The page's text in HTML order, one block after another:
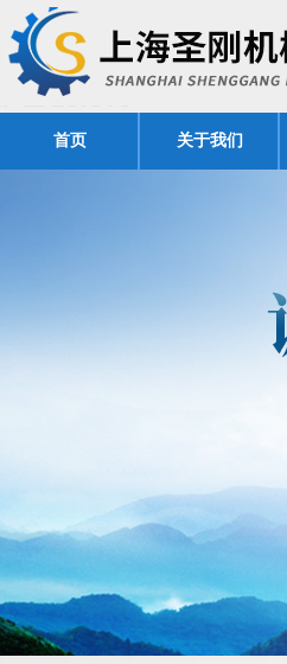
首页 关于我们